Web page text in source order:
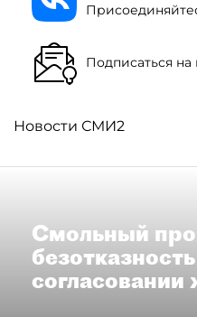
Подписаться на
Новости СМИ2
Смольный